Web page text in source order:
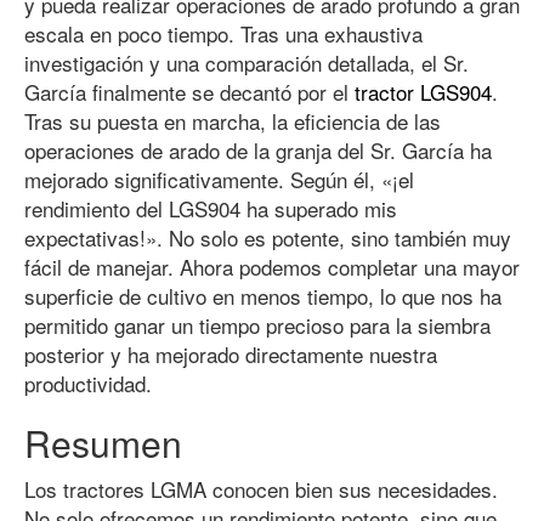
escala en poco tiempo. Tras una exhaustiva
investigación y una comparación detallada, el Sr.
García finalmente se decantó por el tractor LGS904.
Tras su puesta en marcha, la eficiencia de las
operaciones de arado de la granja del Sr. García ha
mejorado significativamente. Según él, «¡el
rendimiento del LGS904 ha superado mis
expectativas!». No solo es potente, sino también muy
fácil de manejar. Ahora podemos completar una mayor
superficie de cultivo en menos tiempo, lo que nos ha
permitido ganar un tiempo precioso para la siembra
posterior y ha mejorado directamente nuestra
productividad.
Resumen
Los tractores LGMA conocen bien sus necesidades.